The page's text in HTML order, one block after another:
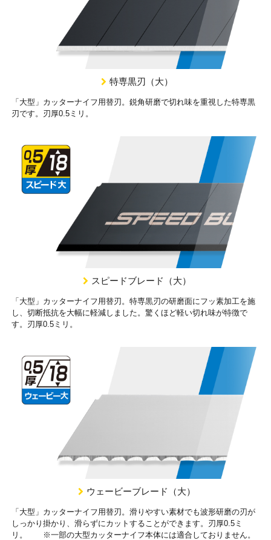
特専黒刃（大）
「大型」カッターナイフ用替刃。鋭角研磨で切れ味を重視した特専黒
刃です。刃厚0.5ミリ。
スピードブレード（大）
「大型」カッターナイフ用替刃。特専黒刃の研磨面にフッ素加工を施
し、切断抵抗を大幅に軽減しました。驚くほど軽い切れ味が特徴で
す。刃厚0.5ミリ。
ウェービーブレード（大）
「大型」カッターナイフ用替刃。滑りやすい素材でも波形研磨の刃が
しっかり掛かり、滑らずにカットすることができます。刃厚0.5ミ
リ。 ※一部の大型カッターナイフ本体には適合しておりません。